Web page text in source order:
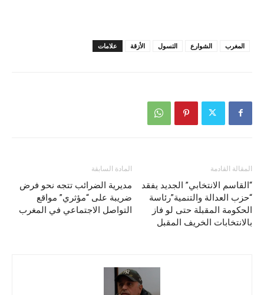
علامات الأزقة التسول الشوارع المغرب
المادة السابقة
مديرية الضرائب تتجه نحو فرض
ضريبة على “مؤثري” مواقع
التواصل الاجتماعي في المغرب
المقالة القادمة
“القاسم الانتخابي” الجديد يفقد
“حزب العدالة والتنمية”رئاسة
الحكومة المقبلة حتى لو فاز
بالانتخابات الخريف المقبل